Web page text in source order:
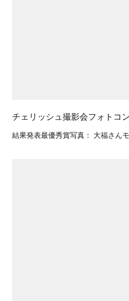
チェリッシュ撮影会フォトコ
結果発表最優秀賞写真： 大福さん